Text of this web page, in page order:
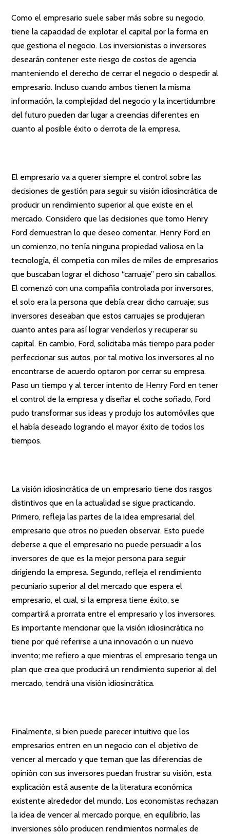
Como el empresario suele saber más sobre su negocio,
tiene la capacidad de explotar el capital por la forma en
que gestiona el negocio. Los inversionistas o inversores
desearán contener este riesgo de costos de agencia
manteniendo el derecho de cerrar el negocio o despedir al
empresario. Incluso cuando ambos tienen la misma
información, la complejidad del negocio y la incertidumbre
del futuro pueden dar lugar a creencias diferentes en
cuanto al posible éxito o derrota de la empresa.
El empresario va a querer siempre el control sobre las
decisiones de gestión para seguir su visión idiosincrática de
producir un rendimiento superior al que existe en el
mercado. Considero que las decisiones que tomo Henry
Ford demuestran lo que deseo comentar. Henry Ford en
un comienzo, no tenía ninguna propiedad valiosa en la
tecnología, él competía con miles de miles de empresarios
que buscaban lograr el dichoso “carruaje” pero sin caballos.
El comenzó con una compañía controlada por inversores,
el solo era la persona que debía crear dicho carruaje; sus
inversores deseaban que estos carruajes se produjeran
cuanto antes para así lograr venderlos y recuperar su
capital. En cambio, Ford, solicitaba más tiempo para poder
perfeccionar sus autos, por tal motivo los inversores al no
encontrarse de acuerdo optaron por cerrar su empresa.
Paso un tiempo y al tercer intento de Henry Ford en tener
el control de la empresa y diseñar el coche soñado, Ford
pudo transformar sus ideas y produjo los automóviles que
el había deseado logrando el mayor éxito de todos los
tiempos.
La visión idiosincrática de un empresario tiene dos rasgos
distintivos que en la actualidad se sigue practicando.
Primero, refleja las partes de la idea empresarial del
empresario que otros no pueden observar. Esto puede
deberse a que el empresario no puede persuadir a los
inversores de que es la mejor persona para seguir
dirigiendo la empresa. Segundo, refleja el rendimiento
pecuniario superior al del mercado que espera el
empresario, el cual, si la empresa tiene éxito, se
compartirá a prorrata entre el empresario y los inversores.
Es importante mencionar que la visión idiosincrática no
tiene por qué referirse a una innovación o un nuevo
invento; me refiero a que mientras el empresario tenga un
plan que crea que producirá un rendimiento superior al del
mercado, tendrá una visión idiosincrática.
Finalmente, si bien puede parecer intuitivo que los
empresarios entren en un negocio con el objetivo de
vencer al mercado y que teman que las diferencias de
opinión con sus inversores puedan frustrar su visión, esta
explicación está ausente de la literatura económica
existente alrededor del mundo. Los economistas rechazan
la idea de vencer al mercado porque, en equilibrio, las
inversiones sólo producen rendimientos normales de